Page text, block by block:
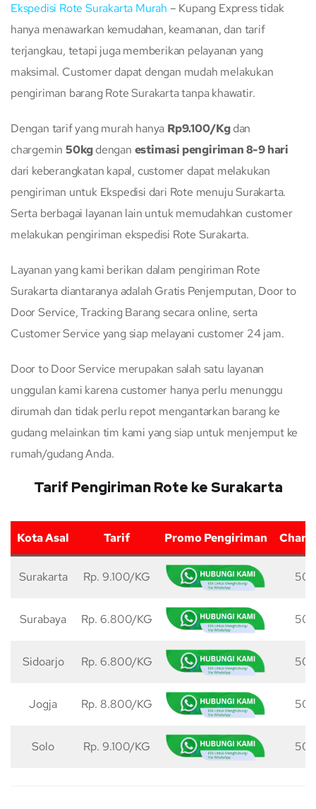
Ekspedisi Rote Surakarta Murah – Kupang Express tidak
hanya menawarkan kemudahan, keamanan, dan tarif
terjangkau, tetapi juga memberikan pelayanan yang
maksimal. Customer dapat dengan mudah melakukan
pengiriman barang Rote Surakarta tanpa khawatir.
Dengan tarif yang murah hanya Rp9.100/Kgdan
chargemin50kgdengan estimasi pengiriman 8-9 hari
dari keberangkatan kapal, customer dapat melakukan
pengiriman untuk Ekspedisi dari Rote menuju Surakarta.
Serta berbagai layanan lain untuk memudahkan customer
melakukan pengiriman ekspedisi Rote Surakarta.
Layanan yang kami berikan dalam pengiriman Rote
Surakarta diantaranya adalah Gratis Penjemputan, Door to
Door Service, Tracking Barang secara online, serta
Customer Service yang siap melayani customer 24 jam.
Door to Door Service merupakan salah satu layanan
unggulan kami karena customer hanya perlu menunggu
dirumah dan tidak perlu repot mengantarkan barang ke
gudang melainkan tim kami yang siap untuk menjemput ke
rumah/gudang Anda.
Tarif Pengiriman Rote ke Surakarta
Kota Asal Tarif Promo Pengiriman
Surakarta Rp. 9.100/KG 50
Surabaya Rp. 6.800/KG 50
Sidoarjo Rp. 6.800/KG 50
Jogja Rp. 8.800/KG 50
Solo Rp. 9.100/KG 50